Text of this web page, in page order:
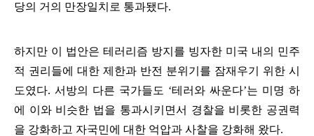
당의 거의 만장일치로 통과됐다.
하지만 이 법안은 테러리즘 방지를 빙자한 미국 내의 민주
적 권리들에 대한 제한과 반전 분위기를 잠재우기 위한 시
도였다. 서방의 다른 국가들도 ‘테러와 싸운다’는 미명 하
에 이와 비슷한 법을 통과시키면서 경찰을 비롯한 공권력
을 강화하고 자국민에 대한 억압과 사찰을 강화해 왔다.